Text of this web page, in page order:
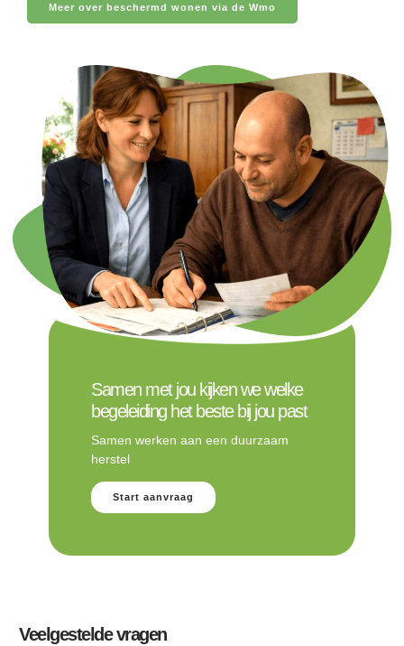
Meer over beschermd wonen via de Wmo
Samen met jou kijken we welke
begeleiding het beste bij jou past
Samen werken aan een duurzaam
herstel
Start aanvraag
Veelgestelde vragen